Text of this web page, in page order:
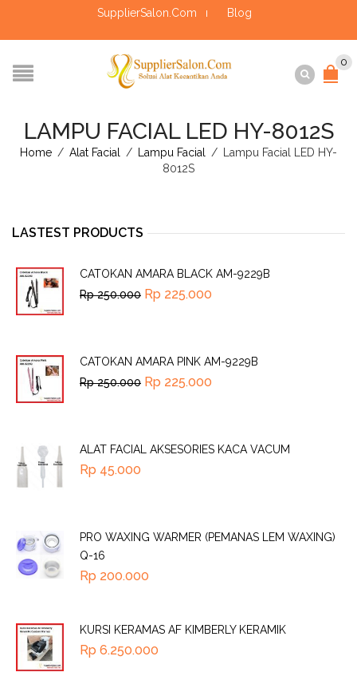
SupplierSalon.Com Blog
0
LAMPU FACIAL LED HY-8012S
Home / Alat Facial / Lampu Facial /
Lampu Facial LED HY-
8012S
LASTEST PRODUCTS
CATOKAN AMARA BLACK AM-9229B
Rp250.000 Rp 225.000
CATOKAN AMARA PINK AM-9229B
Rp250.000 Rp 225.000
ALAT FACIAL AKSESORIES KACA VACUM
Rp 45.000
PRO WAXING WARMER (PEMANAS LEM WAXING)
Q-16
Rp 200.000
KURSI KERAMAS AF KIMBERLY KERAMIK
Rp 6.250.000